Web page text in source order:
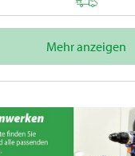
Mehr anzeigen